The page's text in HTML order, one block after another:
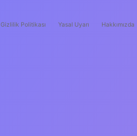
Gizlilik Politikası Yasal Uyarı Hakkımızda